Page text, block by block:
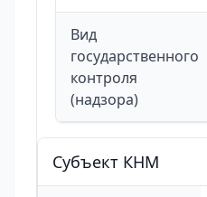
Вид
государственного
контроля
(надзора)
Cубъект КНМ